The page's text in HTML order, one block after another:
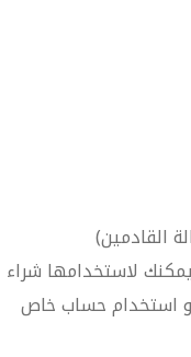
القادمين)
لاستخدامها شراء
أو استخدام حساب خاص